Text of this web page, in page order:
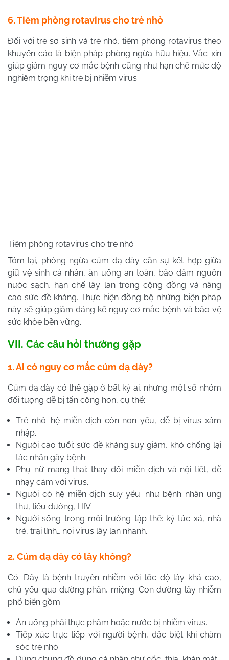
6. Tiêm phòng rotavirus cho trẻ nhỏ
Đối với trẻ sơ sinh và trẻ nhỏ, tiêm phòng rotavirus theo
khuyến cáo là biện pháp phòng ngừa hữu hiệu. Vắc-xin
giúp giảm nguy cơ mắc bệnh cũng như hạn chế mức độ
nghiêm trọng khi trẻ bị nhiễm virus.
Tiêm phòng rotavirus cho trẻ nhỏ
Tóm lại, phòng ngừa cúm dạ dày cần sự kết hợp giữa
giữ vệ sinh cá nhân, ăn uống an toàn, bảo đảm nguồn
nước sạch, hạn chế lây lan trong cộng đồng và nâng
cao sức đề kháng. Thực hiện đồng bộ những biện pháp
này sẽ giúp giảm đáng kể nguy cơ mắc bệnh và bảo vệ
sức khỏe bền vững.
VII. Các câu hỏi thường gặp
1. Ai có nguy cơ mắc cúm dạ dày?
Cúm dạ dày có thể gặp ở bất kỳ ai, nhưng một số nhóm
đối tượng dễ bị tấn công hơn, cụ thể:
Trẻ nhỏ: hệ miễn dịch còn non yếu, dễ bị virus xâm
nhập.
Người cao tuổi: sức đề kháng suy giảm, khó chống lại
tác nhân gây bệnh.
Phụ nữ mang thai: thay đổi miễn dịch và nội tiết, dễ
nhạy cảm với virus.
Người có hệ miễn dịch suy yếu: như bệnh nhân ung
thư, tiểu đường, HIV.
Người sống trong môi trường tập thể: ký túc xá, nhà
trẻ, trại lính… nơi virus lây lan nhanh.
2. Cúm dạ dày có lây không?
Có. Đây là bệnh truyền nhiễm với tốc độ lây khá cao,
chủ yếu qua đường phân, miệng. Con đường lây nhiễm
phổ biến gồm:
Ăn uống phải thực phẩm hoặc nước bị nhiễm virus.
Tiếp xúc trực tiếp với người bệnh, đặc biệt khi chăm
sóc trẻ nhỏ.